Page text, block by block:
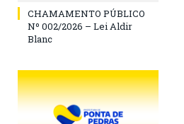
CHAMAMENTO PÚBLICO
Nº 002/2026 – Lei Aldir
Blanc